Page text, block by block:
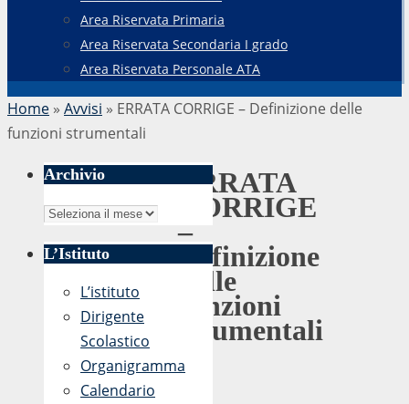
Area Riservata Primaria
Area Riservata Secondaria I grado
Area Riservata Personale ATA
Home » Avvisi » ERRATA CORRIGE – Definizione delle
funzioni strumentali
ERRATA
CORRIGE
–
Definizione
delle
funzioni
strumentali
Archivio
Archivio
L’Istituto
L’istituto
Dirigente
Scolastico
Organigramma
Calendario